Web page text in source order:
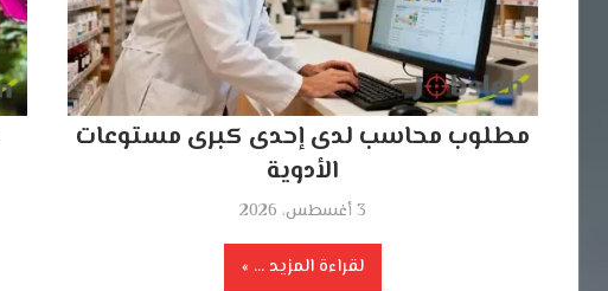
مطلوب محاسب لدى إحدى كبرى مستوعات
الأدوية
3 أغسطس، 2026
لقراءة المزيد ...